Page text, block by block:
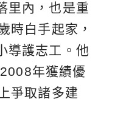
里內，也是重
時白手起家，
導護志工。他
年獲績優
爭取諸多建